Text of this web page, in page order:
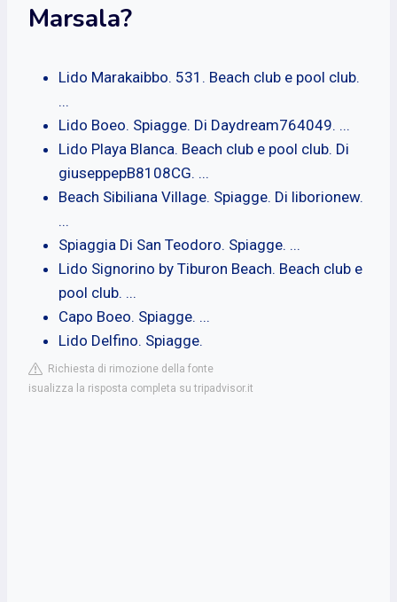
Marsala?
Lido Marakaibbo. 531. Beach club e pool club.
...
Lido Boeo. Spiagge. Di Daydream764049. ...
Lido Playa Blanca. Beach club e pool club. Di
giuseppepB8108CG. ...
Beach Sibiliana Village. Spiagge. Di liborionew.
...
Spiaggia Di San Teodoro. Spiagge. ...
Lido Signorino by Tiburon Beach. Beach club e
pool club. ...
Capo Boeo. Spiagge. ...
Lido Delfino. Spiagge.
Richiesta di rimozione della fonte
isualizza la risposta completa su tripadvisor.it